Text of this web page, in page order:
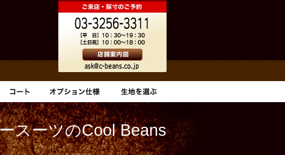
スーツのCool Beans